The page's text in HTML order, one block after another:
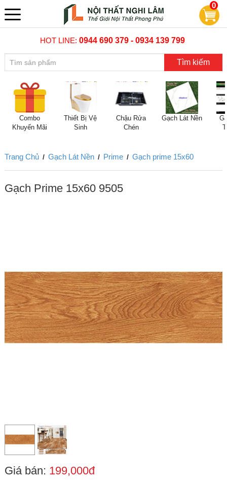
0
HOT LINE:0944 690 379 - 0934 139 799
Tìm kiếm
Combo
Khuyến Mãi
Thiết Bị Vệ
Sinh
Chậu Rửa
Chén
Gạch Lát Nền
Trang Chủ / Gạch Lát Nền / Prime / Gạch prime 15x60
Gạch Prime 15x60 9505
Giá bán: 199,000đ